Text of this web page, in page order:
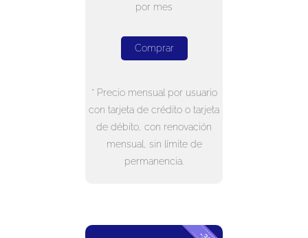
por mes
Comprar
* Precio mensual por usuario
con tarjeta de crédito o tarjeta
de débito, con renovación
mensual, sin límite de
permanencia.